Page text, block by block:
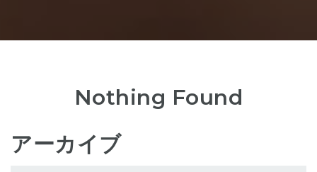
Nothing Found
アーカイブ